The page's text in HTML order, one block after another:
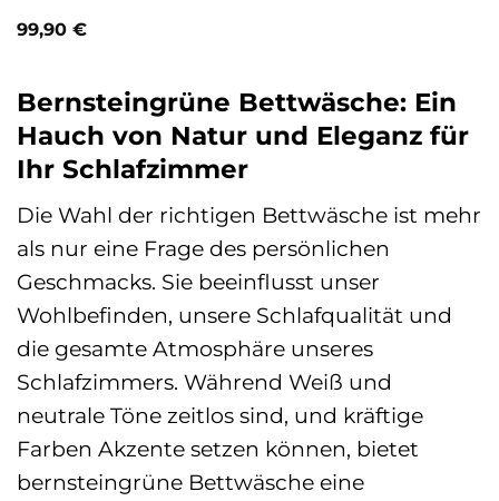
99,90 €
Bernsteingrüne Bettwäsche: Ein
Hauch von Natur und Eleganz für
Ihr Schlafzimmer
Die Wahl der richtigen Bettwäsche ist mehr
als nur eine Frage des persönlichen
Geschmacks. Sie beeinflusst unser
Wohlbefinden, unsere Schlafqualität und
die gesamte Atmosphäre unseres
Schlafzimmers. Während Weiß und
neutrale Töne zeitlos sind, und kräftige
Farben Akzente setzen können, bietet
bernsteingrüne Bettwäsche eine